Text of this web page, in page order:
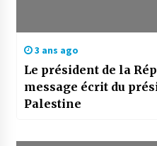
3 ans ago
Le président de la
message écrit du
Palestine